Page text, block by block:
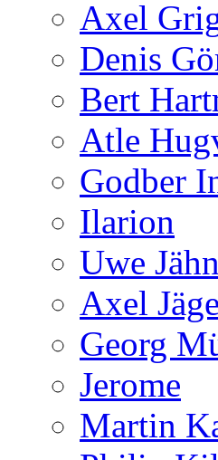
Axel
Denis
Bert
Atle
Godber
Ilarion
Uwe
Axel
Georg
Jerome
Martin